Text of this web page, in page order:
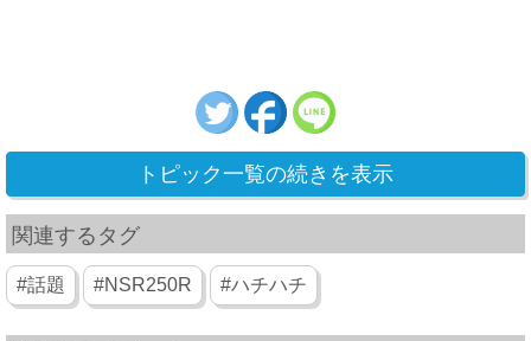
トピック一覧の続きを表示
関連するタグ
#話題 #NSR250R #ハチハチ